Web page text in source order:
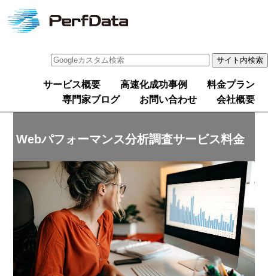
サービス概要 高速化成功事例
料金プラン
専門家ブログ
お問い合わせ 会社概要
Webパフォーマンス分析調査サービス料金